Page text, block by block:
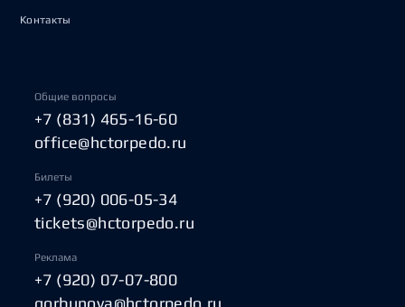
Контакты
Общие вопросы
+7 (831) 465-16-60
office@hctorpedo.ru
Билеты
+7 (920) 006-05-34
tickets@hctorpedo.ru
Реклама
+7 (920) 07-07-800
gorbunova@hctorpedo.ru